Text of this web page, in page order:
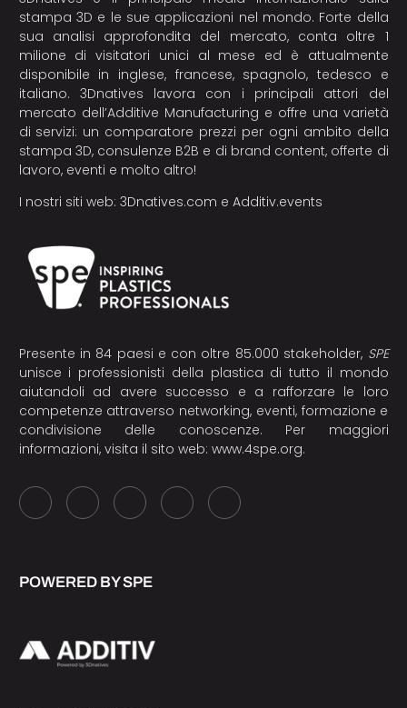
stampa 3D e le sue applicazioni nel mondo. Forte della
sua analisi approfondita del mercato, conta oltre 1
milione di visitatori unici al mese ed è attualmente
disponibile in inglese, francese, spagnolo, tedesco e
italiano. 3Dnatives lavora con i principali attori del
mercato dell’Additive Manufacturing e offre una varietà
di servizi: un comparatore prezzi per ogni ambito della
stampa 3D, consulenze B2B e di brand content, offerte di
lavoro, eventi e molto altro!
I nostri siti web: 3Dnatives.com e Additiv.events
Presente in 84 paesi e con oltre 85.000 stakeholder, SPE
unisce i professionisti della plastica di tutto il mondo
aiutandoli ad avere successo e a rafforzare le loro
competenze attraverso networking, eventi, formazione e
condivisione delle conoscenze. Per maggiori
informazioni, visita il sito web: www.4spe.org.
POWERED BY SPE